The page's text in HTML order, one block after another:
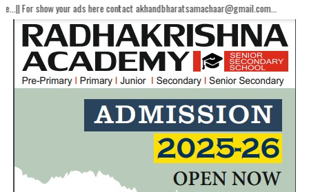
ads here contact akhandbharatsamachaar@gmail.com...